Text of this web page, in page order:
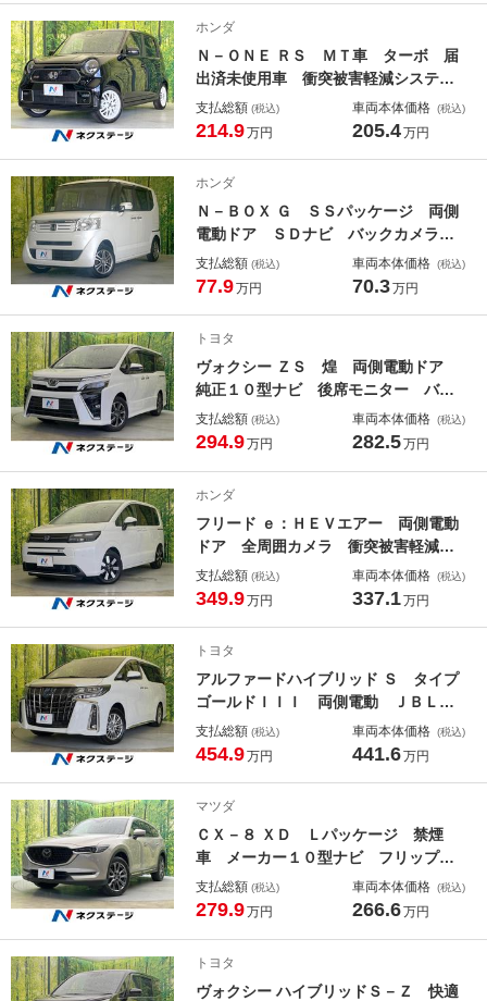
Ｂｌｕｅｔｏｏｔｈ ＣＤ 地デジ
ホンダ
Ｎ－ＯＮＥ ＲＳ ＭＴ車 ターボ 届
出済未使用車 衝突被害軽減システ
ム コーナーセンサー スマートキ
ー ＬＥＤヘッド 純正１５インチア
ン ＬＥＤフォグ
支払総額 (税込)
214.9万円
車両本体価格 (税込)
205.4万円
ホンダ
Ｎ－ＢＯＸ Ｇ ＳＳパッケージ 両側
電動ドア ＳＤナビ バックカメラ
禁煙車 スマートキー ＨＩＤヘッ
ド ＥＴＣ 純正１４インチアルミ
支払総額 (税込)
77.9万円
車両本体価格 (税込)
70.3万円
トヨタ
ヴォクシー ＺＳ 煌 両側電動ドア
純正１０型ナビ 後席モニター バッ
クカメラ 衝突被害軽減システム 禁
煙車 ドラレコ コーナーセンサー
チアルミ
支払総額 (税込)
294.9万円
車両本体価格 (税込)
282.5万円
ホンダ
フリード ｅ：ＨＥＶエアー 両側電動
ドア 全周囲カメラ 衝突被害軽減シ
ステム 禁煙車 ハーフレザーシー
ト ドラレコ コーナーセンサー ス
ートハイビーム
支払総額 (税込)
349.9万円
車両本体価格 (税込)
337.1万円
トヨタ
アルファードハイブリッド Ｓ タイプ
ゴールドＩＩＩ 両側電動 ＪＢＬ付
ナビ 後席モニター 全周囲カメラ
１００Ｖ電源 衝突被害軽減システ
コ コーナーセンサー スマートキ
ー ＬＥＤヘッド
支払総額 (税込)
454.9万円
車両本体価格 (税込)
441.6万円
マツダ
ＣＸ－８ ＸＤ Ｌパッケージ 禁煙
車 メーカー１０型ナビ フリップダ
ウンモニター 全周囲カメラ ＥＴ
Ｃ ドライブレコーダー 衝突軽減シ
ー シ
支払総額 (税込)
279.9万円
車両本体価格 (税込)
266.6万円
トヨタ
ヴォクシー ハイブリッドＳ－Ｚ 快適